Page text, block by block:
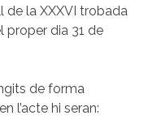
la XXXVI trobada
proper dia 31 de
de forma
l’acte hi seran: